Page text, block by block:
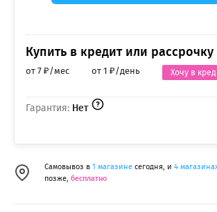
Гарантия: Нет
Купить в кредит или рассрочку
от 7 ₽/мес от 1 ₽/день Хочу в
Самовывоз в 1 магазине сегодня, и 4
позже, бесплатно